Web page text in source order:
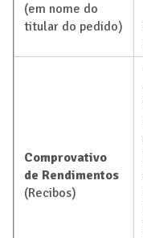
(em nome do
titular do pedido)
Comprovativo
de Rendimentos
(Recibos)